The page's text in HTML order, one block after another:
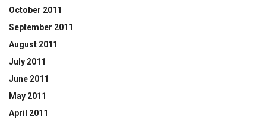
October 2011
September 2011
August 2011
July 2011
June 2011
May 2011
April 2011